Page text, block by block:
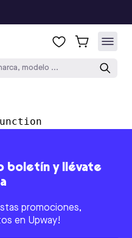
modelo ...
boletín y llévate
promociones,
en Upway!